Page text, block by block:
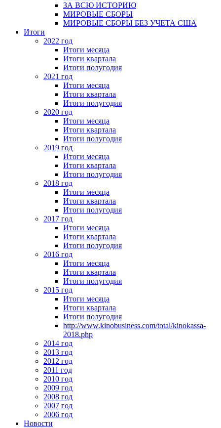
ЗА ВСЮ ИСТОРИЮ
МИРОВЫЕ СБОРЫ
МИРОВЫЕ СБОРЫ БЕЗ УЧЕТА США
Итоги
2022 год
Итоги месяца
Итоги квартала
Итоги полугодия
2021 год
Итоги месяца
Итоги квартала
Итоги полугодия
2020 год
Итоги месяца
Итоги квартала
Итоги полугодия
2019 год
Итоги месяца
Итоги квартала
Итоги полугодия
2018 год
Итоги месяца
Итоги квартала
Итоги полугодия
2017 год
Итоги месяца
Итоги квартала
Итоги полугодия
2016 год
Итоги месяца
Итоги квартала
Итоги полугодия
2015 год
Итоги месяца
Итоги квартала
Итоги полугодия
http://www.kinobusiness.com/total/kinokassa-
2018.php
2014 год
2013 год
2012 год
2011 год
2010 год
2009 год
2008 год
2007 год
2006 год
Новости